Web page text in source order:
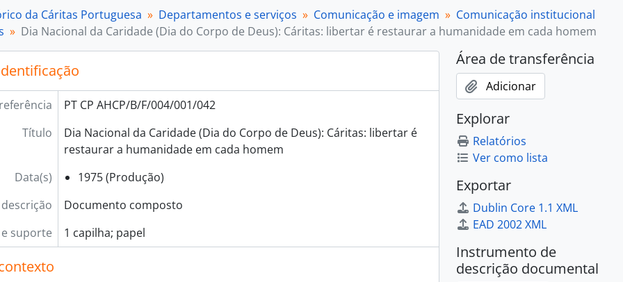
[Documento composto] 044 - Cáritas: comunicação cristã de bens, 1978
[Documento simples] 045 - Dia Cáritas. Cáritas: grupo em acção na comunidade, 1983-06-03
[Documento composto] 046 - Dia Nacional da Cáritas: contra a pobreza participação e ação, 1985
[Documento composto] 048 - Dia Cáritas. Cáritas: Acção para o desenvolvimento, [1985]
[Documento composto] 049 - Dia Cáritas. Cáritas: partilhar é bom: faz-nos irmãos, 1986-02-03
[Documento composto] 050 - Dia Nacional da Cáritas: a caridade constrói família, [198?]
[Documento simples] 051 - Dia Cáritas: criar trabalho, diminuir pobreza, 1996-12-03
[Documento simples] 052 - Dia Cáritas: paróquia viva, compromisso social, 1997-02-03
[Documento simples] 053 - Cáritas, Dia Nacional: acção transformadora, 1999-07-03
[Documento composto] 054 - Cartazes Dia Cáritas, 1973 - 1997
[Documento simples] 056 - Palavras sem tempo, [1987]
[Documento simples] 057 - Caixa de peditório [objeto], [s.d.]
[Subsérie] 002 - Semana Cáritas, 1999 - 2014
[Subsérie] 004 - Campanha 10 Milhões de Estrelas, 2003 - 2013
da Cáritas Portuguesa Departamentos e serviços Comunicação e imagem
Comunicação institucional
Dia Nacional da Caridade (Dia do Corpo de Deus): Cáritas: libertar é restaurar a humanidade em cada homem
PT CP AHCP/B/F/004/001/042
Título
Dia Nacional da Caridade (Dia do Corpo de Deus): Cáritas: libertar é
restaurar a humanidade em cada homem
Data(s)
1975 (Produção)
Documento composto
suporte
1 capilha; papel
Área de transferência
Adicionar
Explorar
Relatórios
Ver como lista
Exportar
Dublin Core 1.1 XML
EAD 2002 XML
Instrumento de
descrição documental